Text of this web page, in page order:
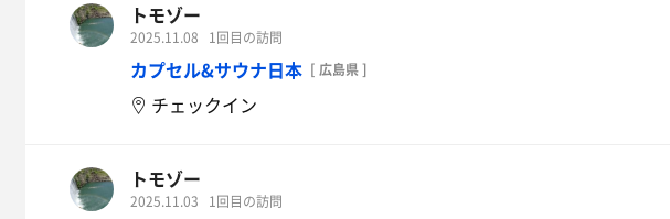
トモゾー
2025.11.08 1回目の訪問
カプセル&サウナ日本 [ 広島県 ]
チェックイン
トモゾー
2025.11.03 1回目の訪問